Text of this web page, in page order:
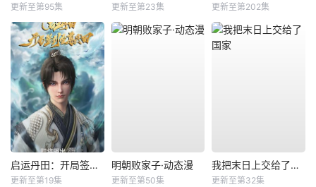
更新至第95集 更新至第23集 更新至第202集
启运丹田：开局签到至尊丹田
更新至第19集
明朝败家子·动态漫
更新至第50集
我把末日上交给了国家
更新至第32集